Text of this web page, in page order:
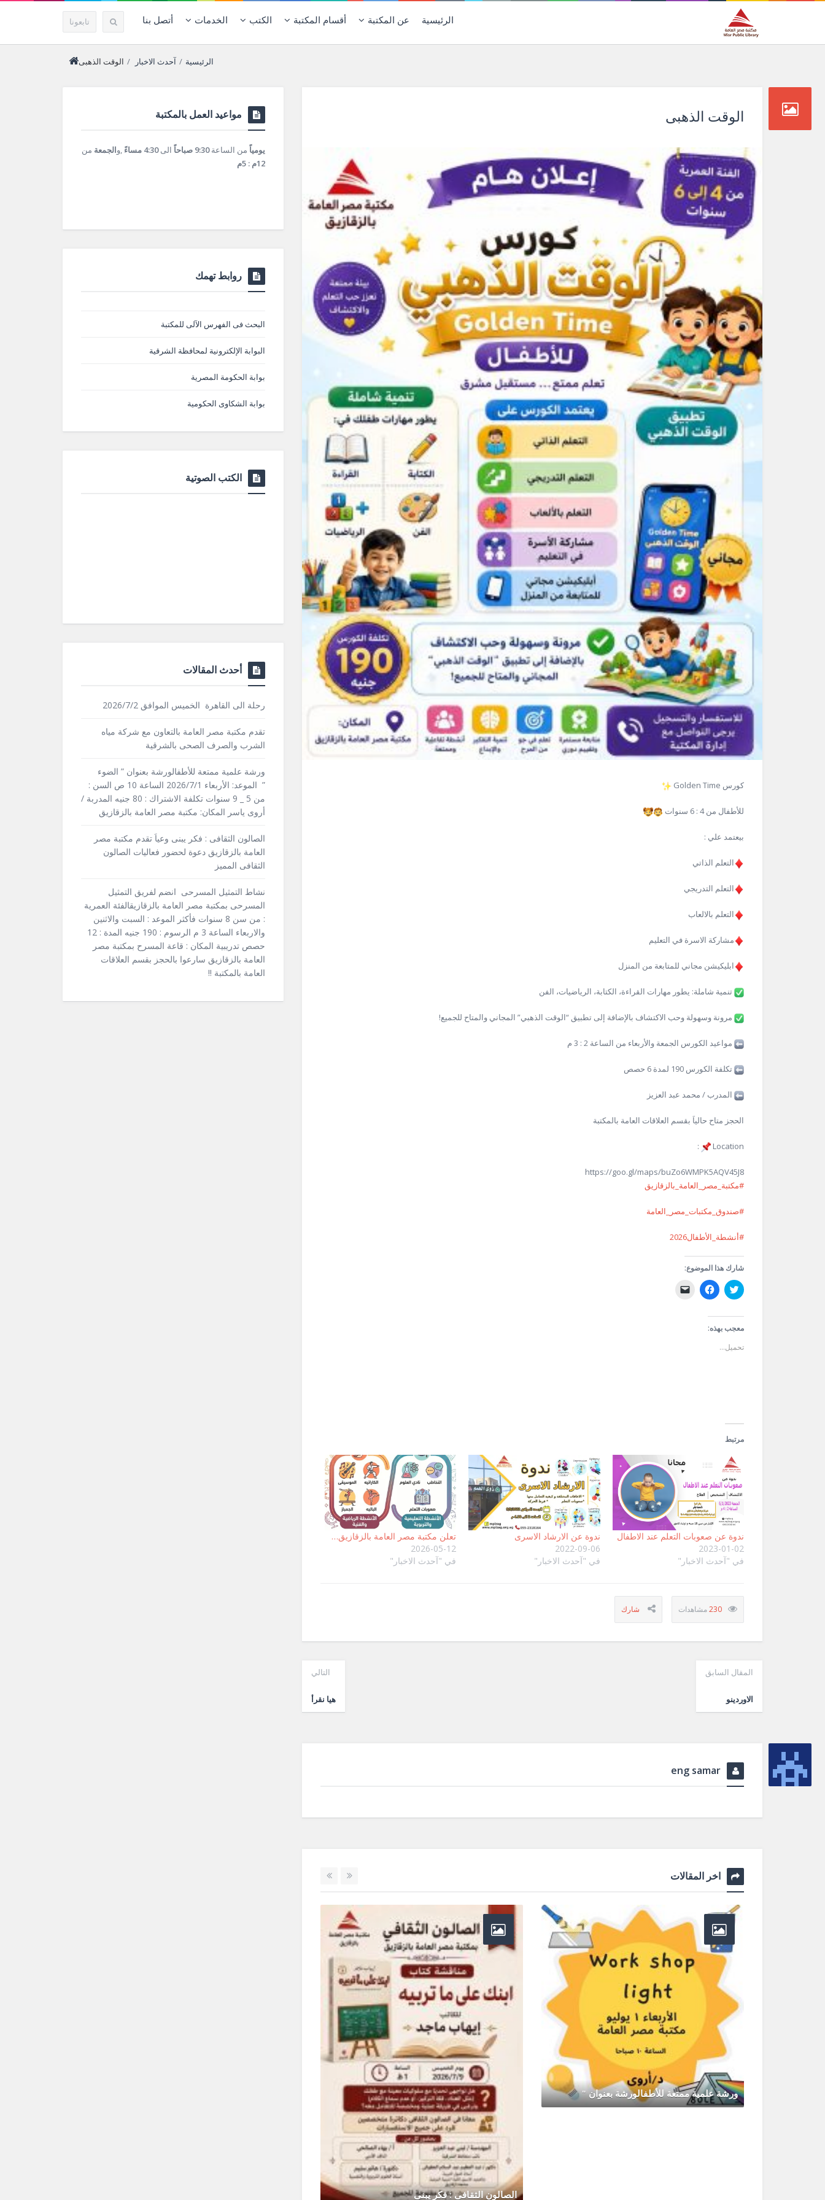
تابعونا الرئيسية عن المكتبة أقسام المكتبة الكتب الخدمات أتصل بنا
الرئيسية / آحدث الاخبار / الوقت الذهبى
الوقت الذهبى
كورس Golden Time
للأطفال من 4 : 6 سنوات
بيعتمد علي :
التعلم الذاتي
التعلم التدريجي
التعلم بالالعاب
مشاركة الاسرة في التعليم
ابليكيشن مجاني للمتابعة من المنزل
تنمية شاملة: يطور مهارات القراءة، الكتابة، الرياضيات، الفن
مرونة وسهولة وحب الاكتشاف بالإضافة إلى تطبيق “الوقت الذهبي” المجاني والمتاح للجميع!
مواعيد الكورس الجمعة والأربعاء من الساعة 2 : 3 م
تكلفة الكورس 190 لمدة 6 حصص
المدرب / محمد عبد العزيز
الحجز متاح حالياَ بقسم العلاقات العامة بالمكتبة
Location
:
https://goo.gl/maps/buZo6WMPK5AQV45J8
#مكتبة_مصر_العامة_بالزقازيق
#صندوق_مكتبات_مصر_العامة
#أنشطة_الأطفال2026
شارك هذا الموضوع:
اضغط
للمشاركة
(فتح
في
نافذة
انقر
للمشاركة
معجب بهذه:
تحميل...
مرتبط
ندوة عن صعوبات التعلم عند الاطفال
2023-01-02
في "آحدث الاخبار"
ندوة عن الارشاد الاسرى
2022-09-06
في "آحدث الاخبار"
تعلن مكتبة مصر العامة بالزقازيق…
2026-05-12
في "آحدث الاخبار"
230
المقال السابق
الاوردينو
التالي
هيا نقرأ
eng samar
اخر المقالات
تقدم مكتبة مصر العامة بالتعاون
مواعيد العمل بالمكتبة
يومياً من الساعة9:30 صباحاً الى4:30 مساءً ,والجمعة من
12م : 5م
روابط تهمك
البحث فى الفهرس الآلى للمكتبة
البوابة الإلكترونية لمحافظة الشرقية
بوابة الحكومة المصرية
بوابة الشكاوى الحكومية
الكتب الصوتية
أحدث المقالات
رحلة الى القاهرة الخميس الموافق 2026/7/2
تقدم مكتبة مصر العامة بالتعاون مع شركة مياه
الشرب والصرف الصحى بالشرقية
ورشة علمية ممتعة للأطفالورشة بعنوان ” الضوء
” الموعد: الأربعاء 2026/7/1 الساعة 10 ص السن :
من 5 _ 9 سنوات تكلفة الاشتراك : 80 جنيه المدربة /
أروى ياسر المكان: مكتبة مصر العامة بالزقازيق
الصالون الثقافى : فكر يبنى وعياَ تقدم مكتبة مصر
العامة بالزقازيق دعوة لحضور فعاليات الصالون
الثقافى المميز
نشاط التمثيل المسرحى انضم لفريق التمثيل
المسرحى بمكتبة مصر العامة بالزقازيقالفئة العمرية
: من سن 8 سنوات فأكثر الموعد : السبت والاثنين
والاربعاء الساعة 3 م الرسوم : 190 جنيه المدة : 12
حصص تدريبية المكان : قاعة المسرح بمكتبة مصر
العامة بالزقازيق سارعوا بالحجز بقسم العلاقات
العامة بالمكتبة !!